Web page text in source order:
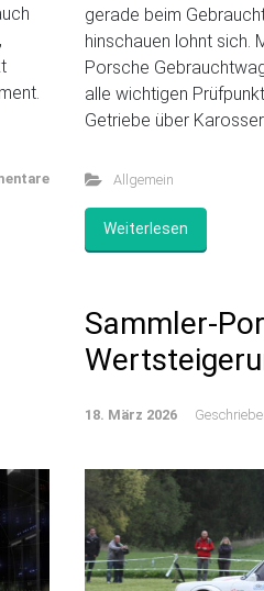
gerade beim
hinschauen lohnt sich.
Porsche
alle wichtigen
Getriebe über
Allgemein
Weiterlesen
Sammler-
18. März 2026